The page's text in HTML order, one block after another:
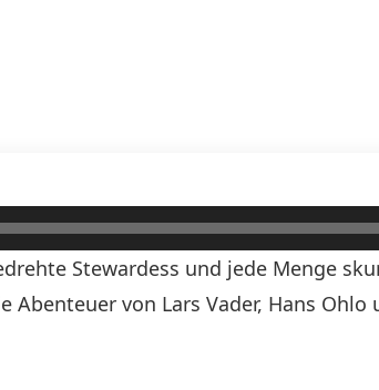
Stewardess und jede Menge
von Lars Vader, Hans Ohlo